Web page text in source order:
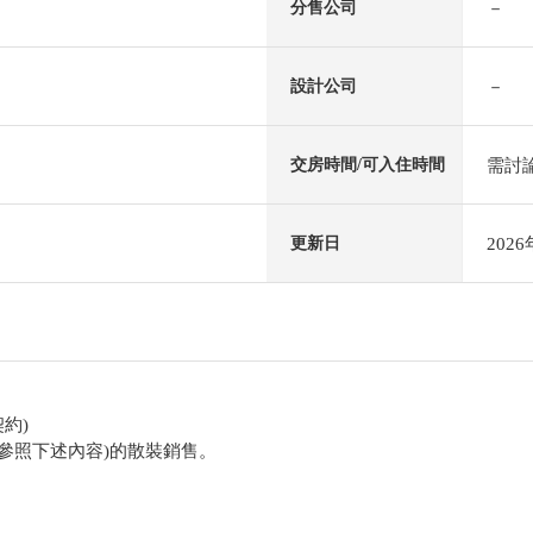
分售公司 －
設計公司 －
交房時間/可入住時間 需討
更新日 2026
約)
下述內容)的散裝銷售。